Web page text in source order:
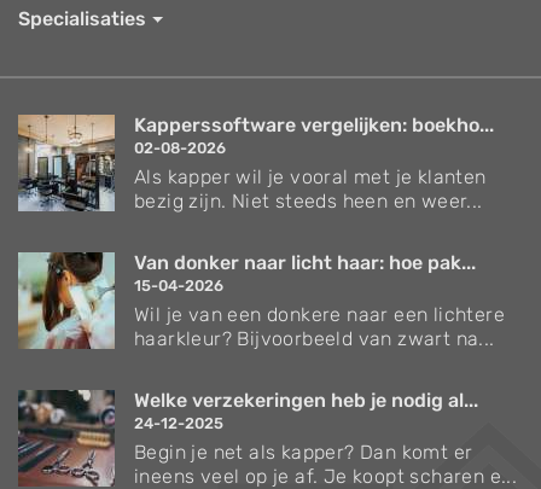
Specialisaties
Kapperssoftware vergelijken: boekho...
02-08-2026
Als kapper wil je vooral met je klanten
bezig zijn. Niet steeds heen en weer...
Van donker naar licht haar: hoe pak...
15-04-2026
Wil je van een donkere naar een lichtere
haarkleur? Bijvoorbeeld van zwart na...
Welke verzekeringen heb je nodig al...
24-12-2025
Begin je net als kapper? Dan komt er
ineens veel op je af. Je koopt scharen e...